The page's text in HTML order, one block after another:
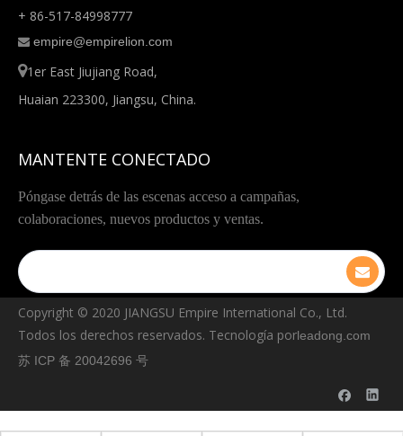
+ 86-517-84998777
 empire@empirelion.com
1er East Jiujiang Road,
Huaian 223300, Jiangsu, China.
MANTENTE CONECTADO
Póngase detrás de las escenas acceso a campañas,
colaboraciones, nuevos productos y ventas.
Copyright © ️2020 JIANGSU Empire International Co., Ltd.
Todos los derechos reservados. Tecnología porleadong.com
苏 ICP 备 20042696 号